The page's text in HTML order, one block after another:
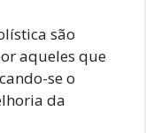
são
aqueles que
se o
da